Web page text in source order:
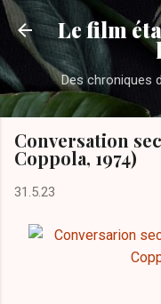
Le film
Des chroniques
Conversation
Coppola, 1974)
31.5.23